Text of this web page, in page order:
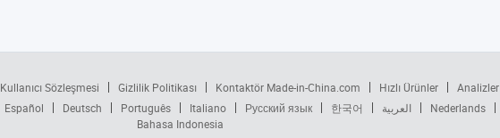
Kullanıcı Sözleşmesi Gizlilik Politikası Kontaktör Made-in-China.com Hızlı Ürünler
Analizler
Español Deutsch Português Italiano Русский язык 한국어 العربية Nederlands
Bahasa Indonesia